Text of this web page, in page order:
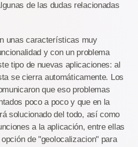
de las dudas relacionadas
unas características muy
y con un problema
tipo de nuevas aplicaciones: al
se cierra automáticamente. Los
que eso problemas
poco a poco y que en la
solucionado del todo, así como
a la aplicación, entre ellas
de "geolocalizacion" para